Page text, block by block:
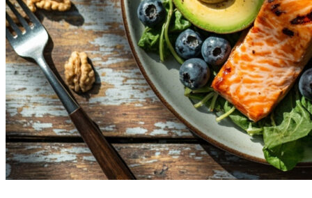
Gorduras e Óleos
Leite e Derivados
Verduras, Hortaliças
Bula
X